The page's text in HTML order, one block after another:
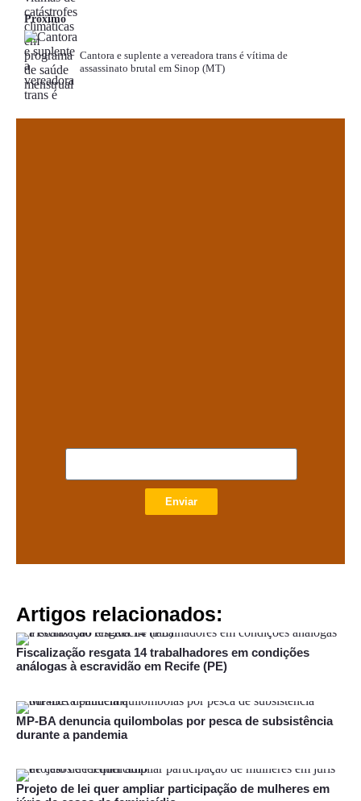
Próximo
Cantora e suplente a vereadora trans é vítima de
assassinato brutal em Sinop (MT)
Enviar
Artigos relacionados:
Fiscalização resgata 14 trabalhadores em condições
análogas à escravidão em Recife (PE)
MP-BA denuncia quilombolas por pesca de subsistência
durante a pandemia
Projeto de lei quer ampliar participação de mulheres em